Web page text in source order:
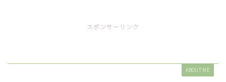
スポンサーリンク
ABOUT ME